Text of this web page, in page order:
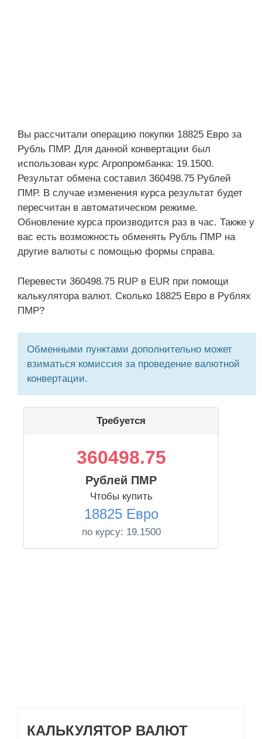
Вы рассчитали операцию покупки 18825 Евро за
Рубль ПМР. Для данной конвертации был
использован курс Агропромбанка: 19.1500.
Результат обмена составил 360498.75 Рублей
ПМР. В случае изменения курса результат будет
пересчитан в автоматическом режиме.
Обновление курса производится раз в час. Также у
вас есть возможность обменять Рубль ПМР на
другие валюты с помощью формы справа.
Перевести 360498.75 RUP в EUR при помощи
калькулятора валют. Сколько 18825 Евро в Рублях
ПМР?
Обменными пунктами дополнительно может
взиматься комиссия за проведение валютной
конвертации.
Требуется
360498.75
Рублей ПМР
Чтобы купить
18825 Евро
по курсу: 19.1500
КАЛЬКУЛЯТОР ВАЛЮТ